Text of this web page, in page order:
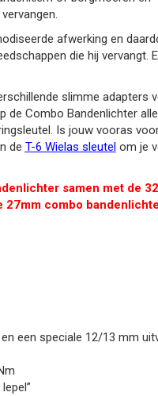
afwerking en
die hij vervangt.
slimme adapters
de Combo Bandenlichter
Is jouw vooras
de T-6 Wielas sleutelom je
samen met de
combo
een speciale 12/13 mm